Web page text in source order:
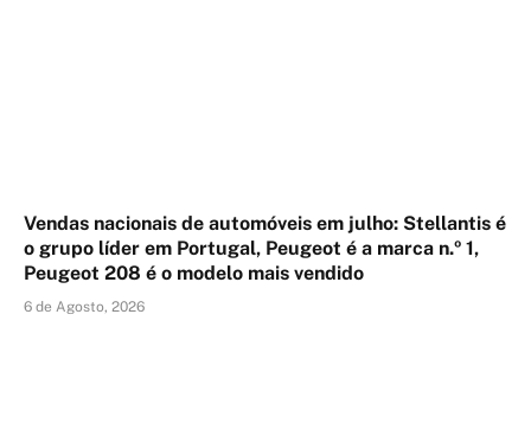
Vendas nacionais de automóveis em julho: Stellantis é
o grupo líder em Portugal, Peugeot é a marca n.º 1,
Peugeot 208 é o modelo mais vendido
6 de Agosto, 2026